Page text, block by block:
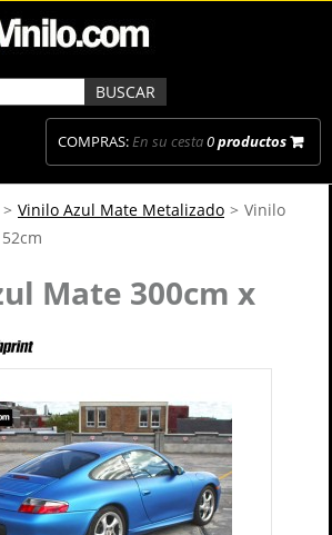
COMPRAS:En su cesta0productos
> Vinilo Azul Mate Metalizado > Vinilo
Mate 300cm x